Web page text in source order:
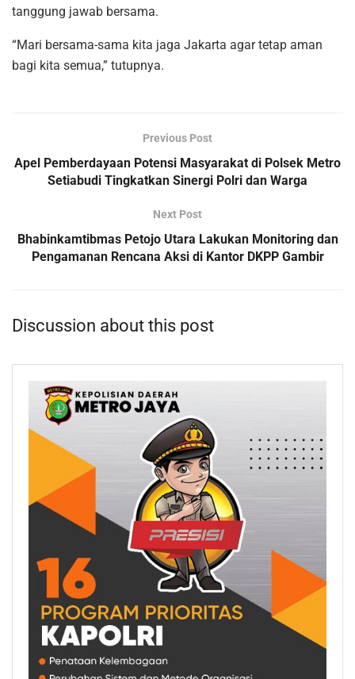
tanggung jawab bersama.
“Mari bersama-sama kita jaga Jakarta agar tetap aman
bagi kita semua,” tutupnya.
Previous Post
Apel Pemberdayaan Potensi Masyarakat di Polsek Metro
Setiabudi Tingkatkan Sinergi Polri dan Warga
Next Post
Bhabinkamtibmas Petojo Utara Lakukan Monitoring dan
Pengamanan Rencana Aksi di Kantor DKPP Gambir
Discussion about this post